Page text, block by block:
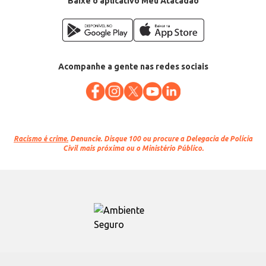
Acompanhe a gente nas redes sociais
Racismo é crime. Denuncie. Disque 100 ou procure a Delegacia de Polícia
Civil mais próxima ou o Ministério Público.